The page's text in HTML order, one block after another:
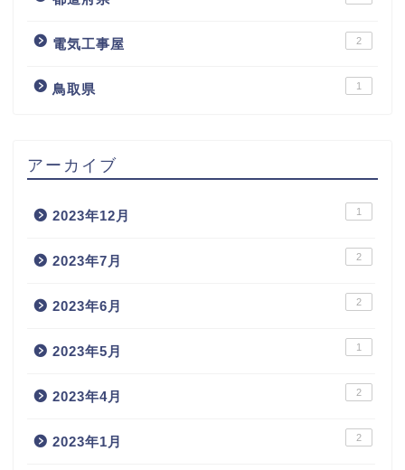
電気工事屋 2
鳥取県 1
アーカイブ
2023年12月 1
2023年7月 2
2023年6月 2
2023年5月 1
2023年4月 2
2023年1月 2